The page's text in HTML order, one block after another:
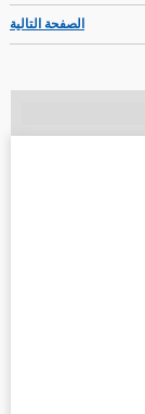
الصفحة التالية